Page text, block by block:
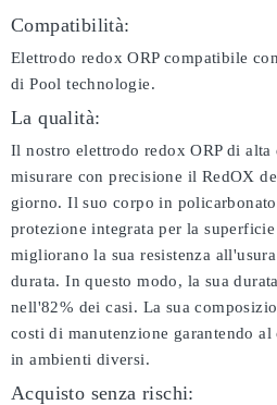
Compatibilità:
Elettrodo redox ORP compatibile
di Pool technologie.
La qualità:
Il nostro elettrodo redox ORP di
misurare con precisione il RedOX
giorno. Il suo corpo in policarbonato
protezione integrata per la
migliorano la sua resistenza
durata. In questo modo, la sua
nell'82% dei casi. La sua
costi di manutenzione garantendo
in ambienti diversi.
Acquisto senza rischi: